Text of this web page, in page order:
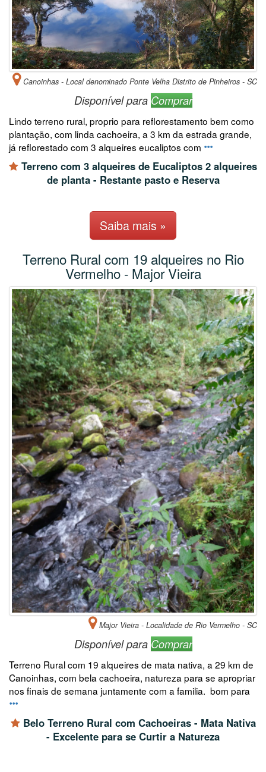
Canoinhas - Local denominado Ponte Velha Distrito de Pinheiros - SC
Disponível para Comprar
Lindo terreno rural, proprio para reflorestamento bem como
plantação, com linda cachoeira, a 3 km da estrada grande,
já reflorestado com 3 alqueires eucaliptos com
Terreno com 3 alqueires de Eucaliptos 2 alqueires
de planta - Restante pasto e Reserva
Saiba mais »
Terreno Rural com 19 alqueires no Rio
Vermelho - Major Vieira
Major Vieira - Localidade de Rio Vermelho - SC
Disponível para Comprar
Terreno Rural com 19 alqueires de mata nativa, a 29 km de
Canoinhas, com bela cachoeira, natureza para se apropriar
nos finais de semana juntamente com a familia. bom para
Belo Terreno Rural com Cachoeiras - Mata Nativa
- Excelente para se Curtir a Natureza